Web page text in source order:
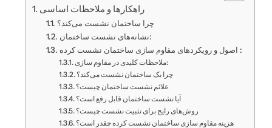
راهکارها و ملاحظات اساسی
چرا ساختمان نشست می‌کند؟
نشانه‌های نشست ساختمان:
اصول و رویکردهای مقاوم سازی ساختمان نشست کرده :
ملاحظات کلیدی در مقاوم سازی:
چرا یک ساختمان نشست می‌کند؟
علائم نشست ساختمان چیست؟
آیا نشست ساختمان قابل رفع است؟
روش‌های رایج برای تثبیت نشست چیست؟
هزینه مقاوم سازی ساختمان نشست کرده چقدر است؟